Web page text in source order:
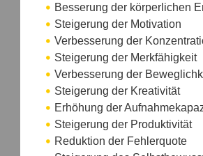
Besserung der körperlichen
Steigerung der Motivation
Verbesserung der
Steigerung der Merkfähigkeit
Verbesserung der
Steigerung der Kreativität
Erhöhung der
Steigerung der Produktivität
Reduktion der Fehlerquote